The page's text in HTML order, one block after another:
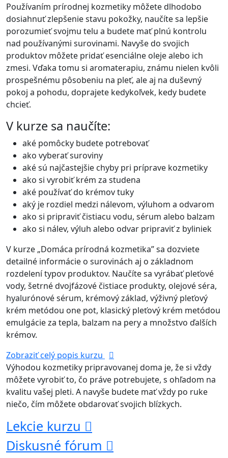
Používaním prírodnej kozmetiky môžete dlhodobo
dosiahnuť zlepšenie stavu pokožky, naučíte sa lepšie
porozumieť svojmu telu a budete mať plnú kontrolu
nad používanými surovinami. Navyše do svojich
produktov môžete pridať esenciálne oleje alebo ich
zmesi. Vďaka tomu si aromaterapiu, známu nielen kvôli
prospešnému pôsobeniu na pleť, ale aj na duševný
pokoj a pohodu, doprajete kedykoľvek, kedy budete
chcieť.
V kurze sa naučíte:
aké pomôcky budete potrebovať
ako vyberať suroviny
aké sú najčastejšie chyby pri príprave kozmetiky
ako si vyrobiť krém za studena
aké používať do krémov tuky
aký je rozdiel medzi nálevom, výluhom a odvarom
ako si pripraviť čistiacu vodu, sérum alebo balzam
ako si nálev, výluh alebo odvar pripraviť z byliniek
V kurze „Domáca prírodná kozmetika” sa dozviete
detailné informácie o surovinách aj o základnom
rozdelení typov produktov. Naučíte sa vyrábať pleťové
vody, šetrné dvojfázové čistiace produkty, olejové séra,
hyalurónové sérum, krémový základ, výživný pleťový
krém metódou one pot, klasický pleťový krém metódou
emulgácie za tepla, balzam na pery a množstvo ďalších
krémov.
Zobraziť celý popis kurzu
Výhodou kozmetiky pripravovanej doma je, že si vždy
môžete vyrobiť to, čo práve potrebujete, s ohľadom na
kvalitu vašej pleti. A navyše budete mať vždy po ruke
niečo, čím môžete obdarovať svojich blízkych.
Lekcie kurzu
Diskusné fórum